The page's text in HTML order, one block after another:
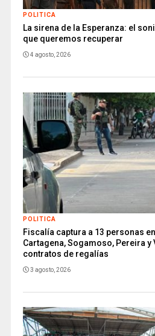
POLITICA
La sirena de la Esperanza: el
que queremos recuperar
4 agosto, 2026
POLITICA
Fiscalía captura a 13 personas
Cartagena, Sogamoso, Pereira
contratos de regalías
3 agosto, 2026